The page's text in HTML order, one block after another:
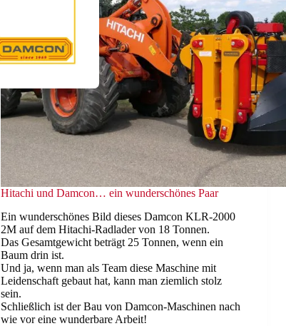
Hitachi und Damcon… ein wunderschönes Paar
Ein wunderschönes Bild dieses Damcon KLR-2000
2M auf dem Hitachi-Radlader von 18 Tonnen.
Das Gesamtgewicht beträgt 25 Tonnen, wenn ein
Baum drin ist.
Und ja, wenn man als Team diese Maschine mit
Leidenschaft gebaut hat, kann man ziemlich stolz
sein.
Schließlich ist der Bau von Damcon-Maschinen nach
wie vor eine wunderbare Arbeit!